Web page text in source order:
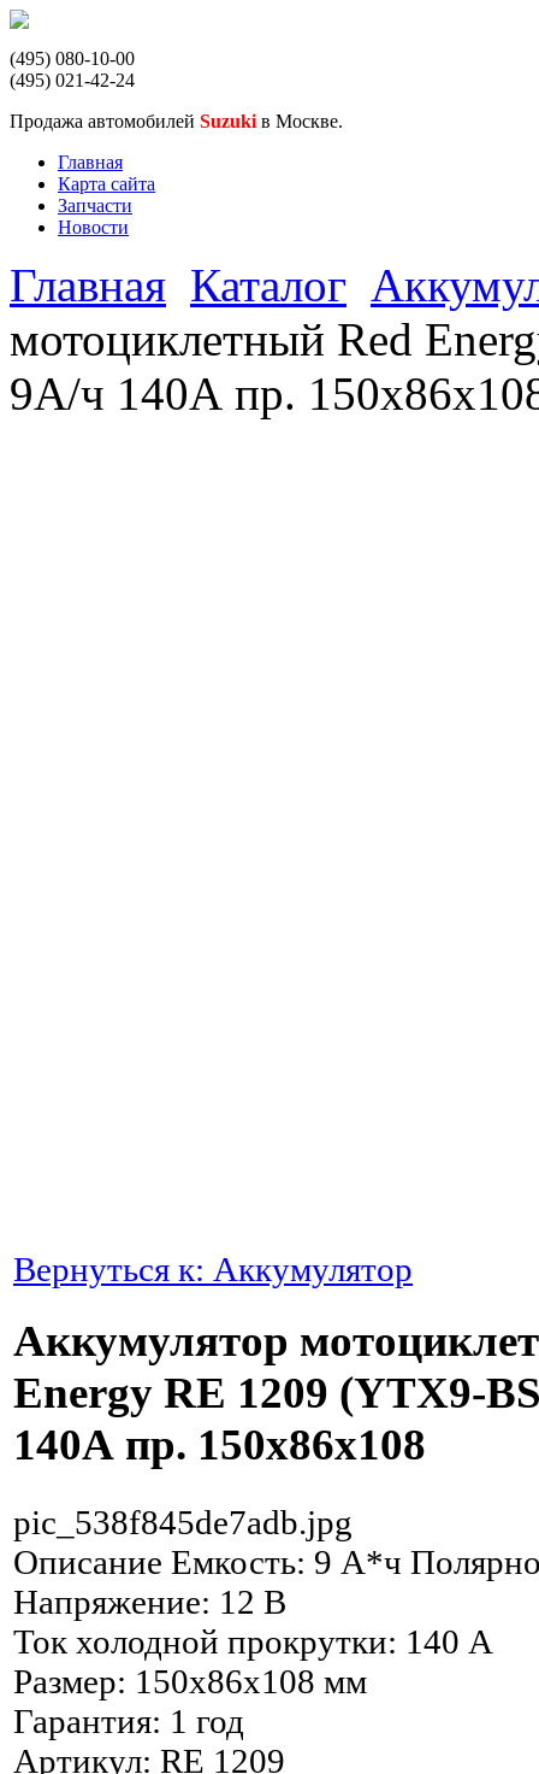
(495) 080-10-00
(495) 021-42-24
Продажа автомобилей Suzuki в Москве.
Главная
Карта сайта
Запчасти
Новости
Главная Каталог
мотоциклетный Red
9А/ч 140А пр.
Вернуться к: Аккумулятор
Аккумулятор
Energy RE 1209 (YTX9-
140А пр. 150x86x108
pic_538f845de7adb.jpg
Описание Емкость: 9 А*ч
Напряжение: 12 В
Ток холодной прокрутки: 140 А
Размер: 150x86x108 мм
Гарантия: 1 год
Артикул: RE 1209